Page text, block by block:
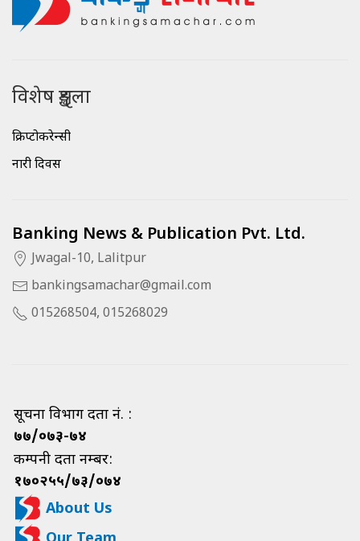
विशेष शृङ्खला
क्रिप्टोकरेन्सी
नारी दिवस
Banking News & Publication Pvt. Ltd.
Jwagal-10, Lalitpur
bankingsamachar@gmail.com
015268504, 015268029
सूचना विभाग दर्ता नं. :
७७/०७३-७४
कम्पनी दर्ता नम्बर:
१७०२५५/७३/०७४
About Us